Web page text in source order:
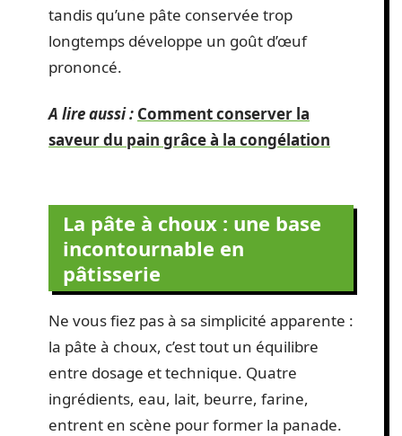
tandis qu’une pâte conservée trop
longtemps développe un goût d’œuf
prononcé.
A lire aussi : Comment conserver la
saveur du pain grâce à la congélation
La pâte à choux : une base
incontournable en
pâtisserie
Ne vous fiez pas à sa simplicité apparente :
la pâte à choux, c’est tout un équilibre
entre dosage et technique. Quatre
ingrédients, eau, lait, beurre, farine,
entrent en scène pour former la panade.